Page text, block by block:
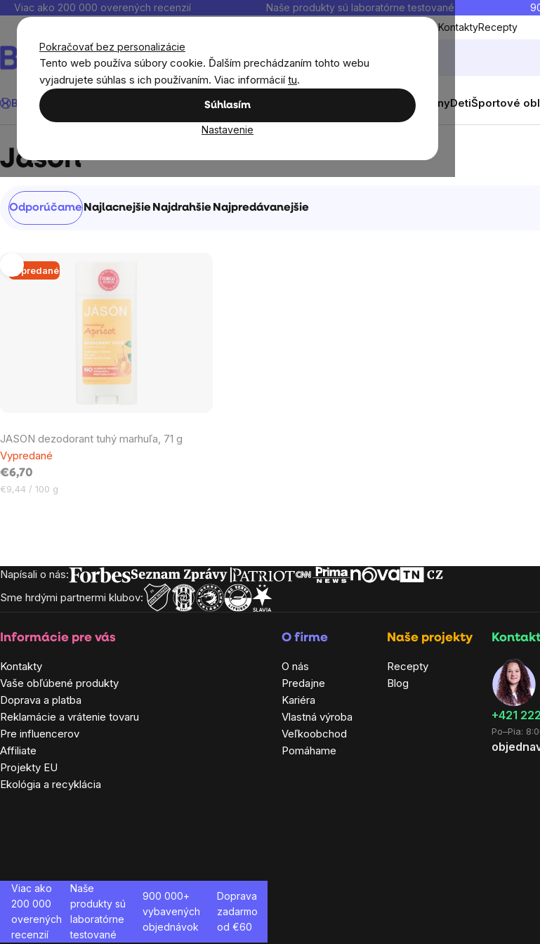
Pokračovať bez personalizácie
Tento web používa súbory cookie. Ďalším prechádzaním tohto webu
vyjadrujete súhlas s ich používaním. Viac informácií tu.
Súhlasím
Nastavenie
PrejsťViac ako 200 000 overených recenzií Naše produkty sú laboratórne testované
Doprava a platbaKontaktyRecepty
Hľadať
BrainMax® Výživové doplnky Muži ŽenyDetiŠportové
Jason
Jason
Radenie
produktov
Odporúčame Najlacnejšie Najdrahšie Najpredávanejšie
Výpis
Vypredané
JASON dezodorant tuhý marhuľa, 71 g
Vypredané
€6,70
Jednotková
€9,44 / 100 g
prvky
Zápätie
Napísali o nás:
Sme hrdými partnermi klubov:
Informácie pre vás
Kontakty
Vaše obľúbené produkty
Doprava a platba
Reklamácie a vrátenie tovaru
Pre influencerov
Affiliate
Projekty EU
Ekológia a recyklácia
O firme
O nás
Predajne
Kariéra
Vlastná výroba
Veľkoobchod
Pomáhame
Naše projekty
Recepty
Blog
+421
Po–Pia:
Viac ako
200 000
overených
recenzií
Naše
produkty sú
laboratórne
testované
900 000+
vybavených
objednávok
Doprava
zadarmo
od €60